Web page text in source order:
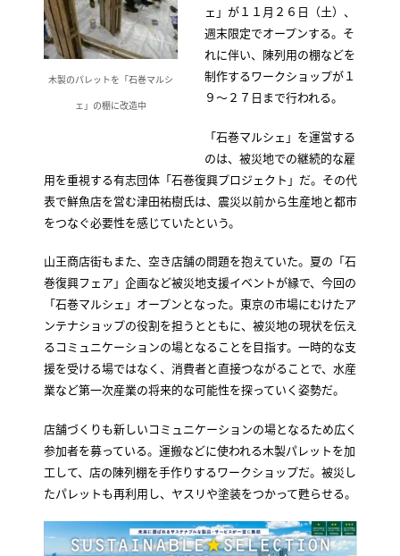
木製のパレットを「石巻マルシ
ェ」の棚に改造中
ェ」が１１月２６日（土）、
週末限定でオープンする。そ
れに伴い、陳列用の棚などを
制作するワークショップが１
９〜２７日まで行われる。
「石巻マルシェ」を運営する
のは、被災地での継続的な雇
用を重視する有志団体「石巻復興プロジェクト」だ。その代
表で鮮魚店を営む津田祐樹氏は、震災以前から生産地と都市
をつなぐ必要性を感じていたという。
山王商店街もまた、空き店舗の問題を抱えていた。夏の「石
巻復興フェア」企画など被災地支援イベントが縁で、今回の
「石巻マルシェ」オープンとなった。東京の市場にむけたア
ンテナショップの役割を担うとともに、被災地の現状を伝え
るコミュニケーションの場となることを目指す。一時的な支
援を受ける場ではなく、消費者と直接つながることで、水産
業など第一次産業の将来的な可能性を探っていく姿勢だ。
店舗づくりも新しいコミュニケーションの場となるため広く
参加者を募っている。運搬などに使われる木製パレットを加
工して、店の陳列棚を手作りするワークショップだ。被災し
たパレットも再利用し、ヤスリや塗装をつかって甦らせる。